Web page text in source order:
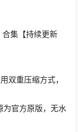
集【持续更新
双重压缩方式，
为官方原版，无水